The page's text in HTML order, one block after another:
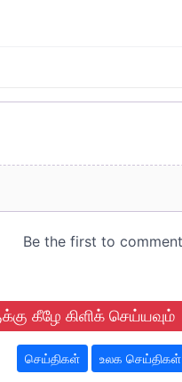
கீழே கிளிக் செய்யவும்
செய்திகள் உலக செய்திகள்